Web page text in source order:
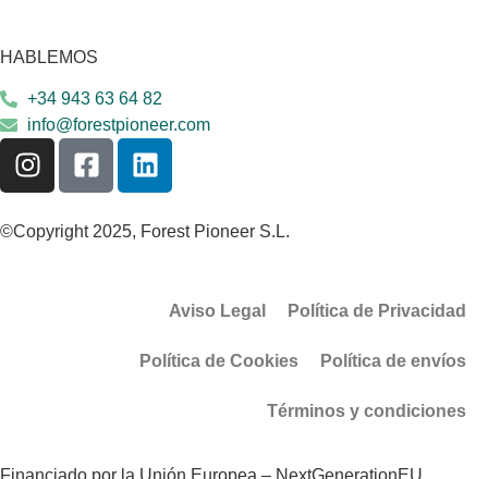
HABLEMOS
+34 943 63 64 82
info@forestpioneer.com
©Copyright 2025, Forest Pioneer S.L.
Aviso Legal Política de Privacidad
Política de Cookies Política de envíos
Términos y condiciones